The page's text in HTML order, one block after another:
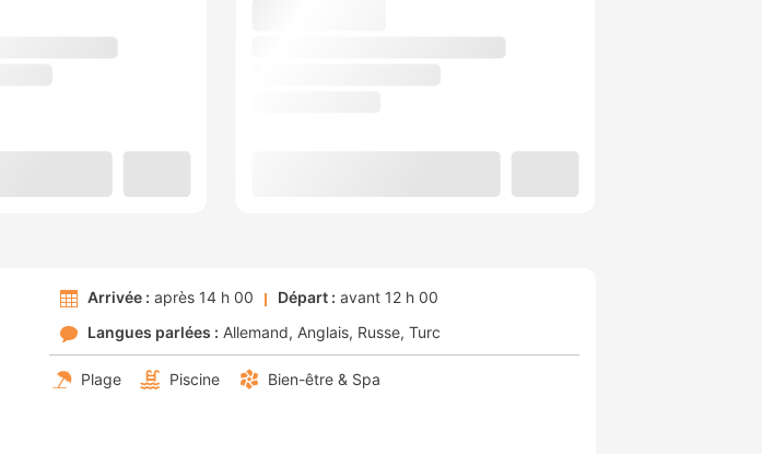
Arrivée : après 14 h 00 Départ : avant 12 h 00
Langues parlées : Allemand Anglais Russe Turc
Plage Piscine Bien-être & Spa